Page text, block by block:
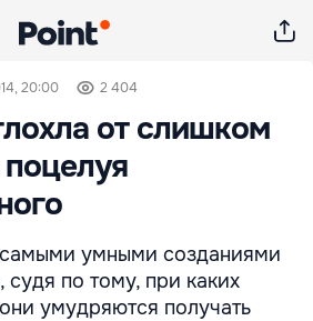
20:00 2 404
от слишком
поцелуя
умными созданиями
судя по тому, при каких
умудряются получать